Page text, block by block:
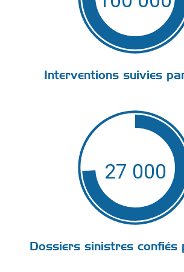
Interventions suivies
27 000
Dossiers sinistres confiés